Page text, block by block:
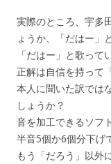
実際のところ、宇多
ょうか、「だはー」
「だはー」と歌って
正解は自信を持って
本人に聞いた訳では
しょうか？
音を加工できるソフ
半音5個か6個分下げ
もう「だろう」以外